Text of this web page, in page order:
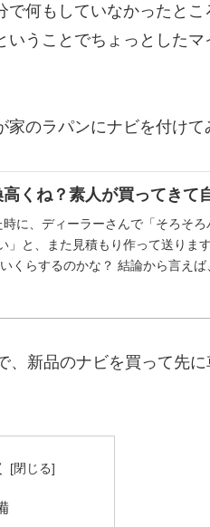
何もしていなかったとこ
うことでちょっとしたマ
のラパンにナビを付けて
くね？素人が買ってきて
に、ディーラーさんで「そろそ
」と、また見積もり作って送りま
くらするのかな？ 結論から言え
、新品のナビを買って先